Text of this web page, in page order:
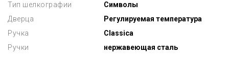
Тип шелкографии
Символы
Дверца
Регулируемая температура
Ручка
Classica
Ручки
нержавеющая сталь